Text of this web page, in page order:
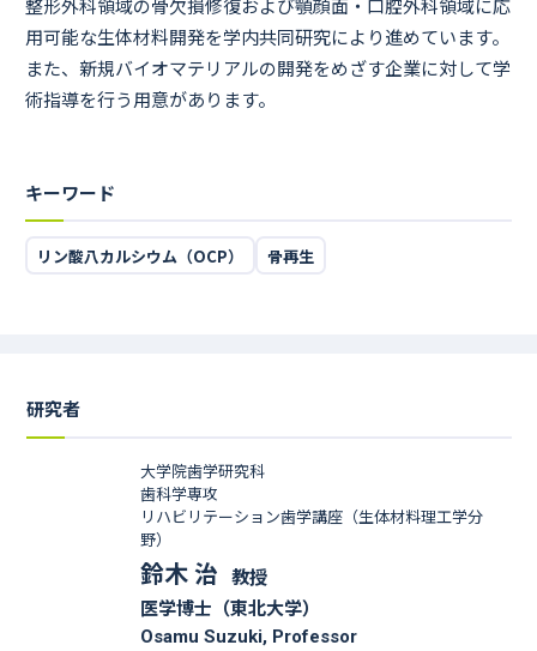
整形外科領域の骨欠損修復および顎顔面・口腔外科領域に応
用可能な生体材料開発を学内共同研究により進めています。
また、新規バイオマテリアルの開発をめざす企業に対して学
術指導を行う用意があります。
キーワード
リン酸八カルシウム（OCP） 骨再生
研究者
大学院歯学研究科
歯科学専攻
リハビリテーション歯学講座（生体材料理工学分
野）
鈴木 治 教授
医学博士（東北大学）
Osamu Suzuki, Professor